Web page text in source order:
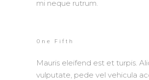
mi neque rutrum.
One Fifth
Mauris eleifend est et turpis.
vulputate, pede vel vehicula